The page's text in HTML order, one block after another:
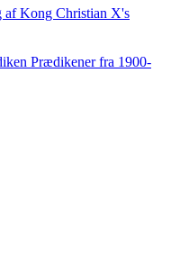
af Kong Christian X's
Prædikener fra 1900-